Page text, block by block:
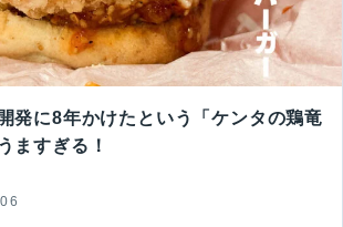
発に8年かけたという「ケンタの鶏竜
ますぎる！